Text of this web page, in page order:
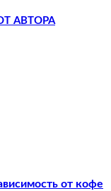
АВТОРА
от кофе